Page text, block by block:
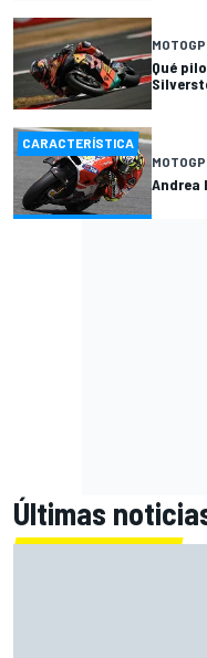
MOTOGP
Qué
CARACTERÍSTICA
MOTOGP
Andrea
Últimas